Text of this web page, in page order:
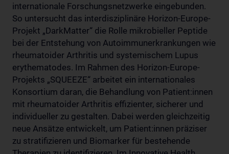
internationale Forschungsnetzwerke eingebunden.
So untersucht das interdisziplinäre Horizon-Europe-
Projekt „DarkMatter“ die Rolle mikrobieller Peptide
bei der Entstehung von Autoimmunerkrankungen wie
rheumatoider Arthritis und systemischem Lupus
erythematodes. Im Rahmen des Horizon-Europe-
Projekts „SQUEEZE“ arbeitet ein internationales
Konsortium daran, die Behandlung von Patient:innen
mit rheumatoider Arthritis effizienter, sicherer und
individueller zu gestalten. Dabei werden gleichzeitig
neue Ansätze entwickelt, um Patient:innen präziser
zu stratifizieren und Biomarker für bestehende